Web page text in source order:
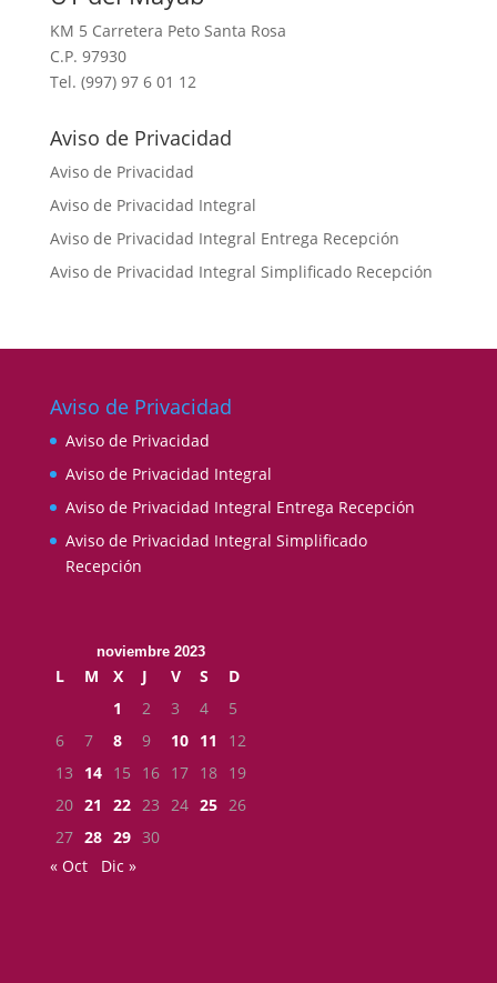
KM 5 Carretera Peto Santa Rosa
C.P. 97930
Tel. (997) 97 6 01 12
Aviso de Privacidad
Aviso de Privacidad
Aviso de Privacidad Integral
Aviso de Privacidad Integral Entrega Recepción
Aviso de Privacidad Integral Simplificado Recepción
Aviso de Privacidad
Aviso de Privacidad
Aviso de Privacidad Integral
Aviso de Privacidad Integral Entrega Recepción
Aviso de Privacidad Integral Simplificado
Recepción
noviembre 2023
L M X J V S
D
1
2 3 4
5
6
7 8 9 10 11
12
13
14 15 16 17 18 19
20 21 22 23 24 25 26
27 28 29 30
« Oct
Dic »